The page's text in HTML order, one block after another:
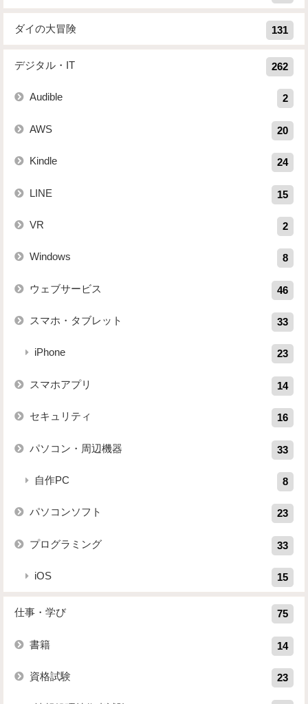
ダイの大冒険 131
デジタル・IT 262
Audible 2
AWS 20
Kindle 24
LINE 15
VR 2
Windows 8
ウェブサービス 46
スマホ・タブレット 33
iPhone 23
スマホアプリ 14
セキュリティ 16
パソコン・周辺機器 33
自作PC 8
パソコンソフト 23
プログラミング 33
iOS 15
仕事・学び 75
書籍 14
資格試験 23